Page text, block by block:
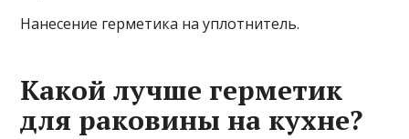
Нанесение герметика на уплотнитель.
Какой лучше герметик
для раковины на кухне?